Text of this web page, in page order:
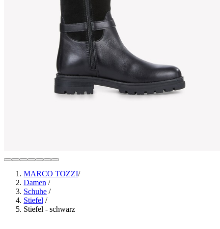
MARCO TOZZI/
Damen /
Schuhe /
Stiefel /
Stiefel - schwarz